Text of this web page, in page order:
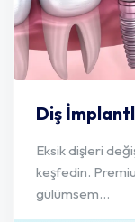
Diş
Eksik dişleri
keşfedin.
gülümsem...